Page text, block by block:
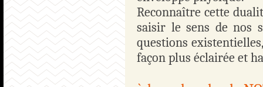
Reconnaître cette
saisir le sens de nos
questions
façon plus éclairée et